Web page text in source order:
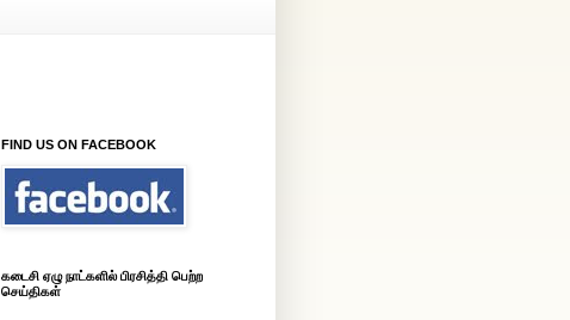
FIND US ON FACEBOOK
கடைசி ஏழு நாட்களில் பிரசித்தி பெற்ற
செய்திகள்